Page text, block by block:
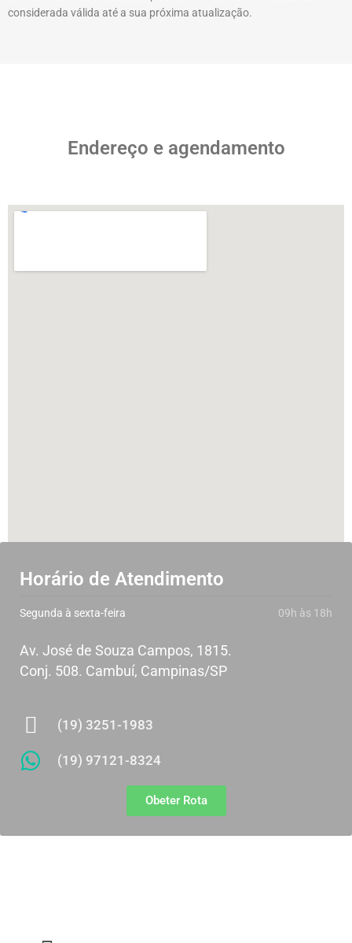
considerada válida até a sua próxima atualização.
Endereço e agendamento
Horário de Atendimento
Segunda à sexta-feira​ 09h às 18h
Av. José de Souza Campos, 1815.
Conj. 508. Cambuí, Campinas/SP
(19) 3251-1983
(19) 97121-8324
Obeter Rota